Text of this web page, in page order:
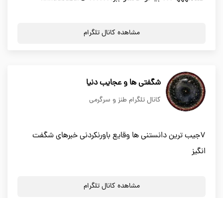
مشاهده کانال تلگرام
شگفتی ها و عجایب دنیا
کانال تلگرام طنز و سرگرمی
۷جیب ترین دانستنی ها وقایع باورنکردنی خبرهای شگفت
انگیز
مشاهده کانال تلگرام